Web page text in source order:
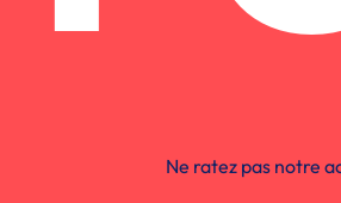
Ne ratez pas notre